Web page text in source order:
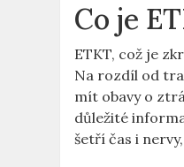
Co je
ETKT, což je⁤
Na rozdíl od
mít obavy o
⁢důležité
šetří čas i